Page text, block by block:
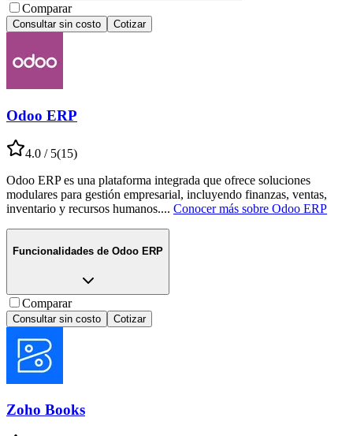
Comparar
Consultar sin costo Cotizar
Odoo ERP
4.0 / 5(15)
Odoo ERP es una plataforma integrada que ofrece soluciones
modulares para gestión empresarial, incluyendo finanzas, ventas,
inventario y recursos humanos.... Conocer más sobre Odoo ERP
Funcionalidades de Odoo ERP
Comparar
Consultar sin costo Cotizar
Zoho Books